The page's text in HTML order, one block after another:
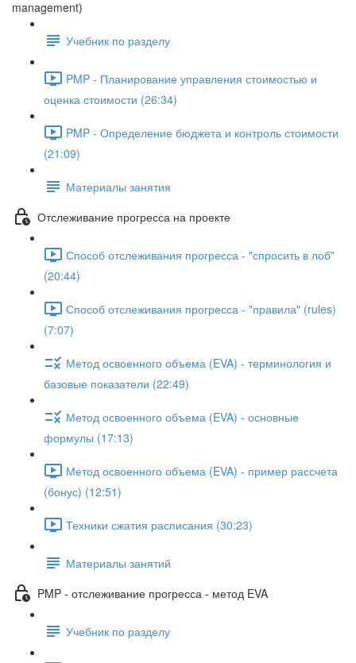
management)
Учебник по разделу
PMP - Планирование управления стоимостью и
оценка стоимости (26:34)
PMP - Определение бюджета и контроль стоимости
(21:09)
Материалы занятия
Отслеживание прогресса на проекте
Способ отслеживания прогресса - "спросить в лоб"
(20:44)
Способ отслеживания прогресса - "правила" (rules)
(7:07)
Метод освоенного объема (EVA) - терминология и
базовые показатели (22:49)
Метод освоенного объема (EVA) - основные
формулы (17:13)
Метод освоенного объема (EVA) - пример рассчета
(бонус) (12:51)
Техники сжатия расписания (30:23)
Материалы занятий
PMP - отслеживание прогресса - метод EVA
Учебник по разделу